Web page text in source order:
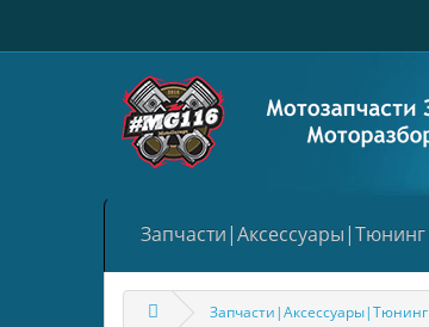
Запчасти|Аксессуары|Тюнинг
Запчасти|Аксессуары|Тюнинг